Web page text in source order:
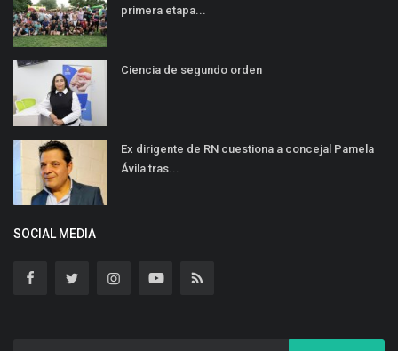
primera etapa...
Ciencia de segundo orden
Ex dirigente de RN cuestiona a concejal Pamela
Ávila tras...
SOCIAL MEDIA